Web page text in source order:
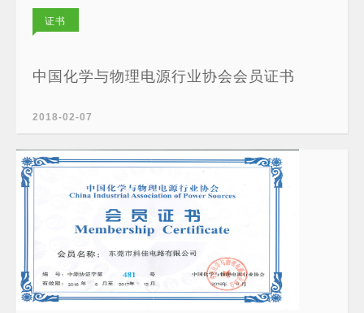
证书
中国化学与物理电源行业协会会员证书
2018-02-07